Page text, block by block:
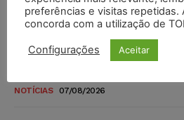
níveis
DIREITO TRIBUTÁRIO 07/08/2026
Justiça do Trabalho mantém justa
NOTÍCIAS 07/08/2026
preferências e visitas repetidas.
concorda com a utilização de
Configurações Aceitar